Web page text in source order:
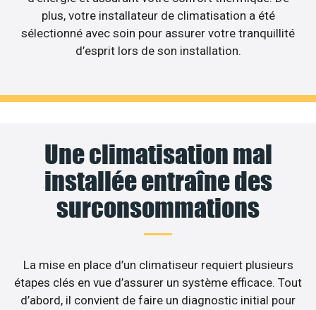
plus, votre installateur de climatisation a été
sélectionné avec soin pour assurer votre tranquillité
d’esprit lors de son installation.
Une climatisation mal
installée entraîne des
surconsommations
La mise en place d’un climatiseur requiert plusieurs
étapes clés en vue d’assurer un système efficace. Tout
d’abord, il convient de faire un diagnostic initial pour